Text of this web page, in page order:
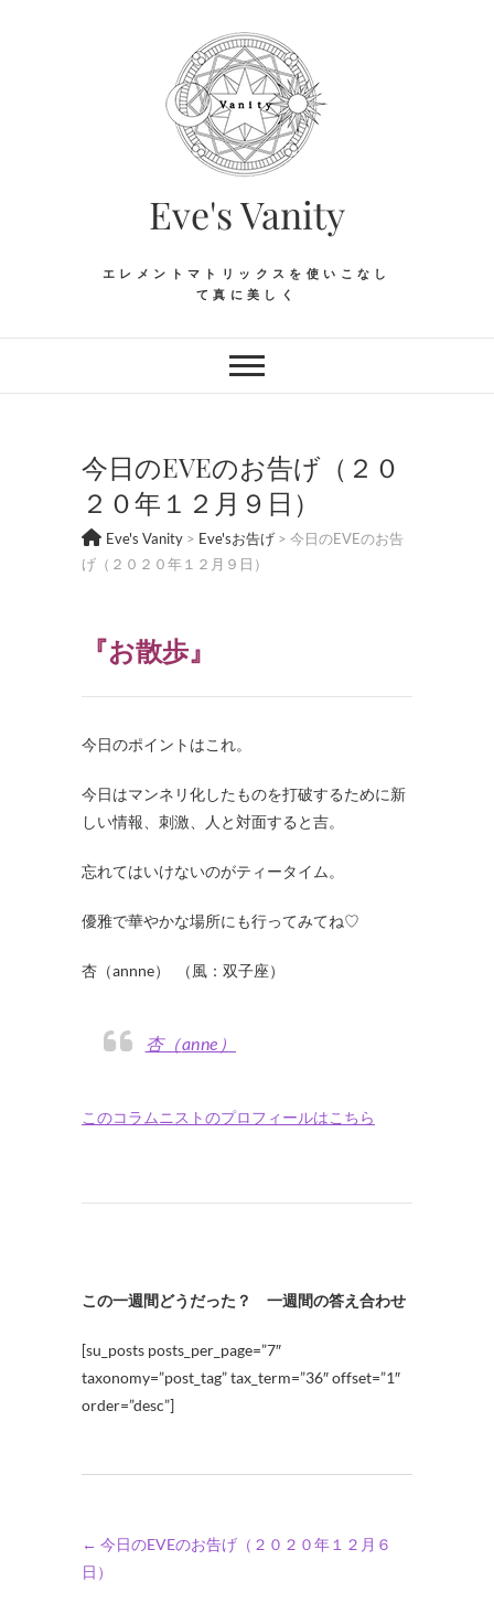
Eve's Vanity
エレメントマトリックスを使いこなし
て真に美しく
今日のEVEのお告げ（２０
２０年１２月９日）
Eve's Vanity > Eve'sお告げ > 今日のEVEのお告
げ（２０２０年１２月９日）
『お散歩』
今日のポイントはこれ。
今日はマンネリ化したものを打破するために新
しい情報、刺激、人と対面すると吉。
忘れてはいけないのがティータイム。
優雅で華やかな場所にも行ってみてね♡
杏（annne） （風：双子座）
杏（anne）
このコラムニストのプロフィールはこちら
この一週間どうだった？ 一週間の答え合わせ
[su_posts posts_per_page=”7″
taxonomy=”post_tag” tax_term=”36″ offset=”1″
order=”desc”]
← 今日のEVEのお告げ（２０２０年１２月６
日）